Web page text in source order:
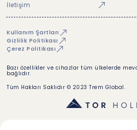
İletişim
Kullanım Şartları
Gizlilik Politikası
Çerez Politikası
Bazı özellikler ve cihazlar tüm ülkelerde
bağlıdır.
Tüm Hakları Saklıdır © 2023 Trem Global.